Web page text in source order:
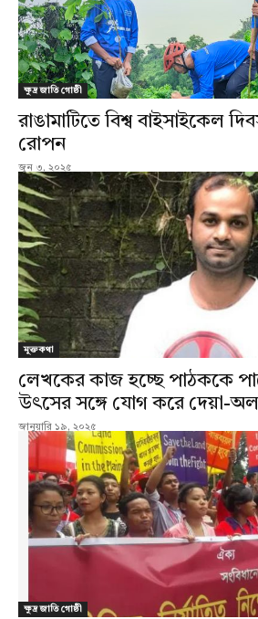
ক্ষুদ্র জাতি গোষ্ঠী
রাঙামাটিতে বিশ্ব বাইসাইকেল
রোপন
জুন ৩, ২০২৫
মুক্তকথা
লেখকের কাজ হচ্ছে পাঠককে
উৎসের সঙ্গে যোগ করে দেয়া-
জানুয়ারি ১৯, ২০২৫
ক্ষুদ্র জাতি গোষ্ঠী